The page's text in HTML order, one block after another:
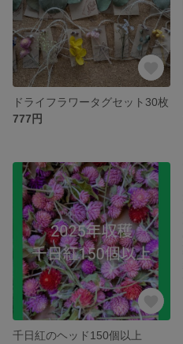
ドライフラワータグセット30枚
777円
千日紅のヘッド150個以上